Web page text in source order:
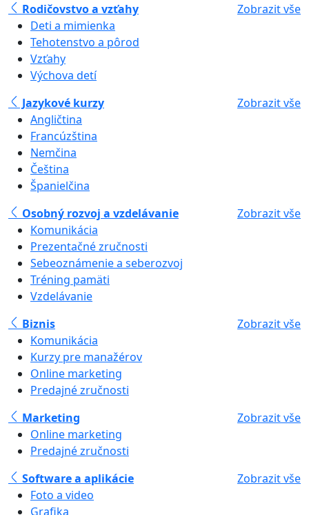
Rodičovstvo a vzťahy
Zobrazit vše
Deti a mimienka
Tehotenstvo a pôrod
Vzťahy
Výchova detí
Jazykové kurzy
Zobrazit vše
Angličtina
Francúzština
Nemčina
Čeština
Španielčina
Osobný rozvoj a vzdelávanie
Zobrazit vše
Komunikácia
Prezentačné zručnosti
Sebeoznámenie a seberozvoj
Tréning pamäti
Vzdelávanie
Biznis
Zobrazit vše
Komunikácia
Kurzy pre manažérov
Online marketing
Predajné zručnosti
Marketing
Zobrazit vše
Online marketing
Predajné zručnosti
Software a aplikácie
Zobrazit vše
Foto a video
Grafika